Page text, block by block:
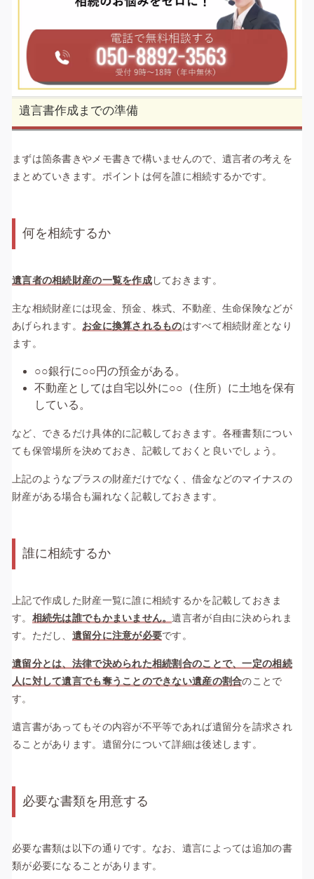
遺言書作成までの準備
まずは箇条書きやメモ書きで構いませんので、遺言者の考えを
まとめていきます。ポイントは何を誰に相続するかです。
何を相続するか
遺言者の相続財産の一覧を作成しておきます。
主な相続財産には現金、預金、株式、不動産、生命保険などが
あげられます。 お金に換算されるものはすべて相続財産となり
ます。
○○銀行に○○円の預金がある。
不動産としては自宅以外に○○（住所）に土地を保有
している。
など、できるだけ具体的に記載しておきます。各種書類につい
ても保管場所を決めておき、記載しておくと良いでしょう。
上記のようなプラスの財産だけでなく、借金などのマイナスの
財産がある場合も漏れなく記載しておきます。
誰に相続するか
上記で作成した財産一覧に誰に相続するかを記載しておきま
す。 相続先は誰でもかまいません。遺言者が自由に決められま
す。ただし、 遺留分に注意が必要です。
遺留分とは、法律で決められた相続割合のことで、一定の相続
人に対して遺言でも奪うことのできない遺産の割合のことで
す。
遺言書があってもその内容が不平等であれば遺留分を請求され
ることがあります。遺留分について詳細は後述します。
必要な書類を用意する
必要な書類は以下の通りです。なお、遺言によっては追加の書
類が必要になることがあります。